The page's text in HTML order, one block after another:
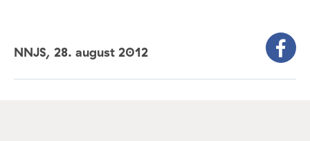
NNJS, 28. august 2012